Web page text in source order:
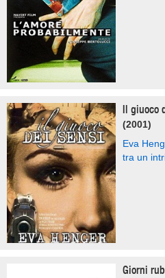
Il giuoco
(2001)
Eva
tra un
Giorni